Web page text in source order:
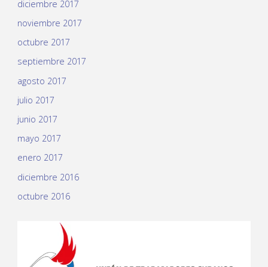
diciembre 2017
noviembre 2017
octubre 2017
septiembre 2017
agosto 2017
julio 2017
junio 2017
mayo 2017
enero 2017
diciembre 2016
octubre 2016